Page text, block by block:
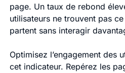
page. Un taux de rebond
utilisateurs ne trouvent pas
partent sans interagir
Optimisez l’engagement des
cet indicateur. Repérez les